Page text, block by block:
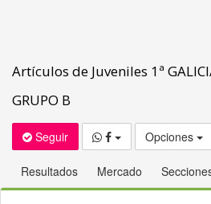
Artículos de Juveniles 1ª
GRUPO B
Seguir Opciones
Resultados Mercado